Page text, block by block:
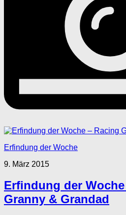
Erfindung der Woche
9. März 2015
Erfindung der
Granny & Grandad